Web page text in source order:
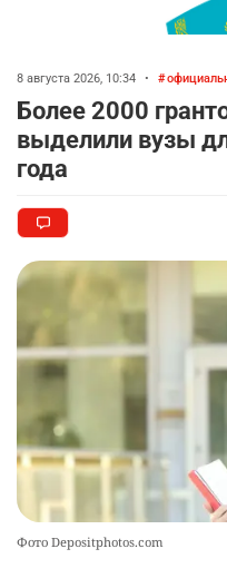
8 августа 2026, 10:34 •
Более 2000
выделили вузы
года
Фото Depositphotos.com